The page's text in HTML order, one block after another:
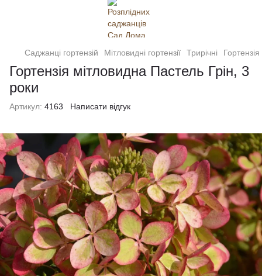
Саджанці гортензій Мітловидні гортензії Трирічні
Гортензія мітловидна Пастель Грін, 3
роки
Артикул: 4163 Написати відгук